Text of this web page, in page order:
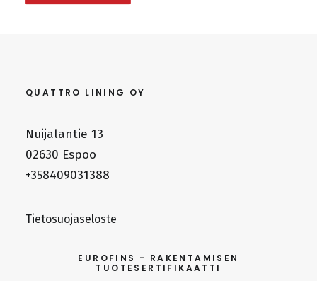
QUATTRO LINING OY
Nuijalantie 13
02630 Espoo
+358409031388
Tietosuojaseloste
EUROFINS - RAKENTAMISEN
TUOTESERTIFIKAATTI